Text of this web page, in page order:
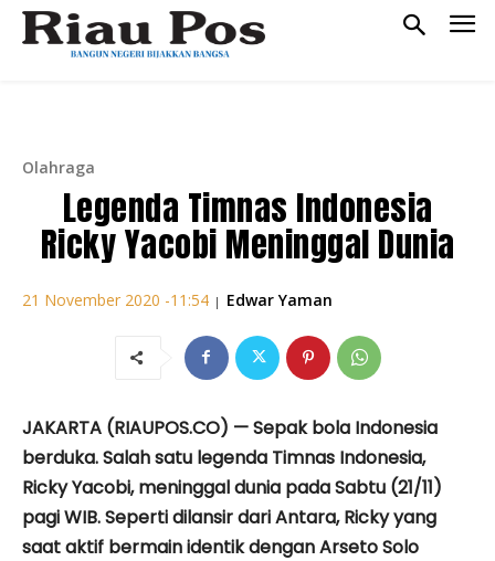
Olahraga
Legenda Timnas Indonesia
Ricky Yacobi Meninggal Dunia
21 November 2020 -11:54 | Edwar Yaman
JAKARTA (RIAUPOS.CO) — Sepak bola Indonesia
berduka. Salah satu legenda Timnas Indonesia,
Ricky Yacobi, meninggal dunia pada Sabtu (21/11)
pagi WIB. Seperti dilansir dari Antara, Ricky yang
saat aktif bermain identik dengan Arseto Solo